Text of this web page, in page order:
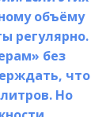
объёму
регулярно.
без
что
Но